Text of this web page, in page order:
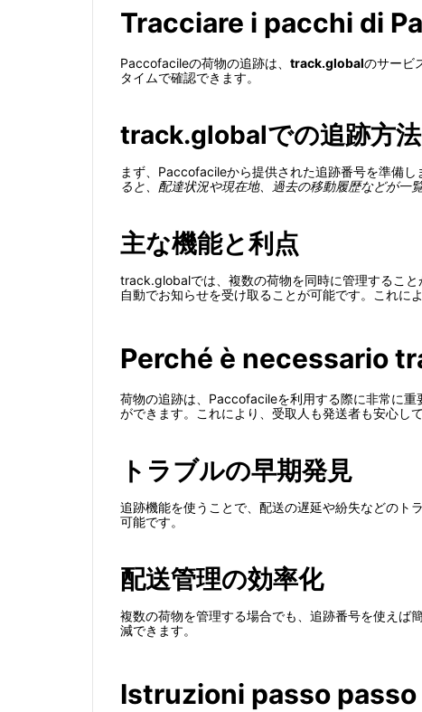
Tracciare i pacchi di
Paccofacileの荷物の追跡は、 track.globalのサービ
タイムで確認できます。
track.globalでの追跡方法
まず、Paccofacileから提供された追跡番号を準備
ると、配達状況や現在地、過去の移動履歴などが一
主な機能と利点
track.globalでは、複数の荷物を同時に管理するこ
自動でお知らせを受け取ることが可能です。これに
Perché è necessario
荷物の追跡は、Paccofacileを利用する際に非常に
ができます。これにより、受取人も発送者も安心し
トラブルの早期発見
追跡機能を使うことで、配送の遅延や紛失などのト
可能です。
配送管理の効率化
複数の荷物を管理する場合でも、追跡番号を使えば
減できます。
Istruzioni passo